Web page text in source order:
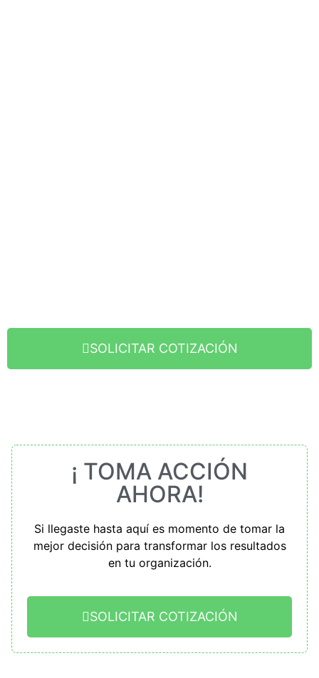
SOLICITAR COTIZACIÓN
¡ TOMA ACCIÓN
AHORA!
Si llegaste hasta aquí es momento de tomar la
mejor decisión para transformar los resultados
en tu organización.
SOLICITAR COTIZACIÓN